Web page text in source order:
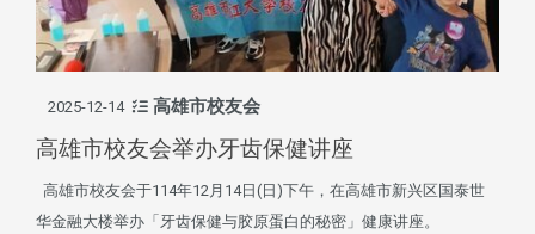
2025-12-14 高雄市校友会
高雄市校友会举办牙齿保健讲座
高雄市校友会于114年12月14日(日)下午，在高雄市新兴区国泰世
华金融大楼举办「牙齿保健与胶原蛋白的秘密」健康讲座。